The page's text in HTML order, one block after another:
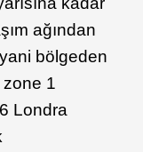
ağından
bölgeden
zone 1
Londra